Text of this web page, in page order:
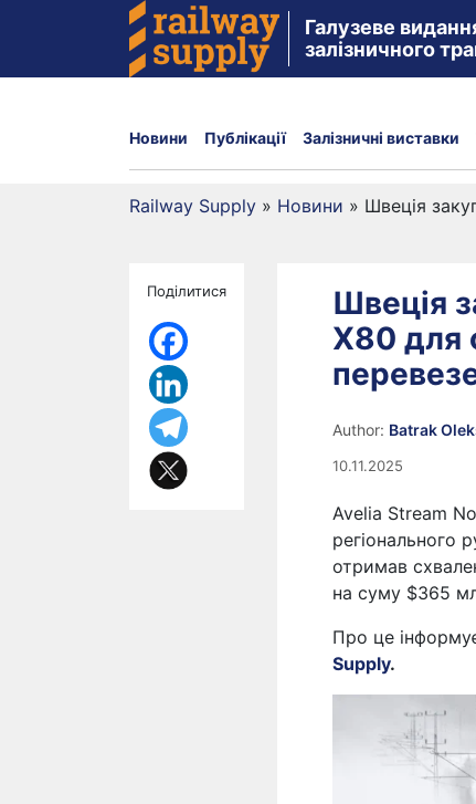
Галузеве
залізничного
Новини Публікації Залізничні виставки
Railway Supply » Новини » Швеція
Поділитися
Швеція
X80 для
Author: Batrak
10.11.2025
Avelia Stream
регіонального
отримав
на суму $365
Про це
Supply.